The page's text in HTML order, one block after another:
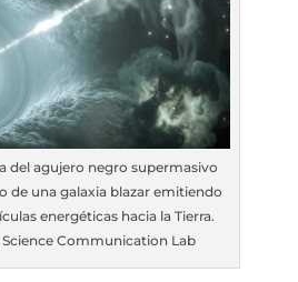
del agujero negro supermasivo
de una galaxia blazar emitiendo
energéticas hacia la Tierra.
Science Communication Lab